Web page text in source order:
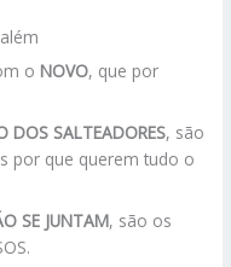
o NOVO, que por
DOS SALTEADORES, são
por que querem tudo o
SE JUNTAM, são os